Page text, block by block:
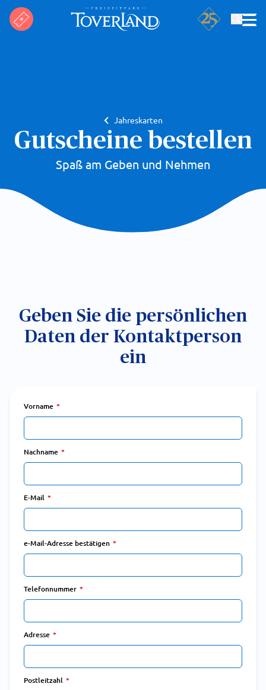
Jahreskarten
Gutscheine bestellen
Spaß am Geben und Nehmen
Geben Sie die persönlichen
Daten der Kontaktperson
ein
Vorname
Nachname
E-Mail
e-Mail-Adresse bestätigen
Telefonnummer
Adresse
Postleitzahl